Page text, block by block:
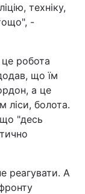
техніку,
-
робота
що їм
а це
ліси, болота.
"десь
реагувати. А